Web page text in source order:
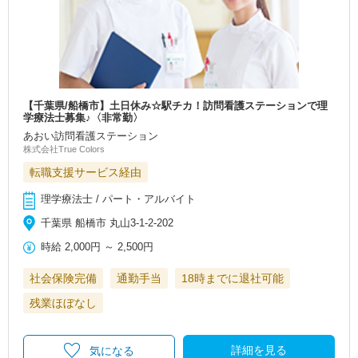
【千葉県/船橋市】土日休み☆駅チカ！訪問看護ステーションで理
学療法士募集♪〈非常勤〉
あおい訪問看護ステーション
株式会社True Colors
転職支援サービス経由
理学療法士 / パート・アルバイト
千葉県 船橋市 丸山3-1-2-202
時給 2,000円 ～ 2,500円
社会保険完備 通勤手当
18時までに退社可能
残業ほぼなし
詳細を見る
気になる